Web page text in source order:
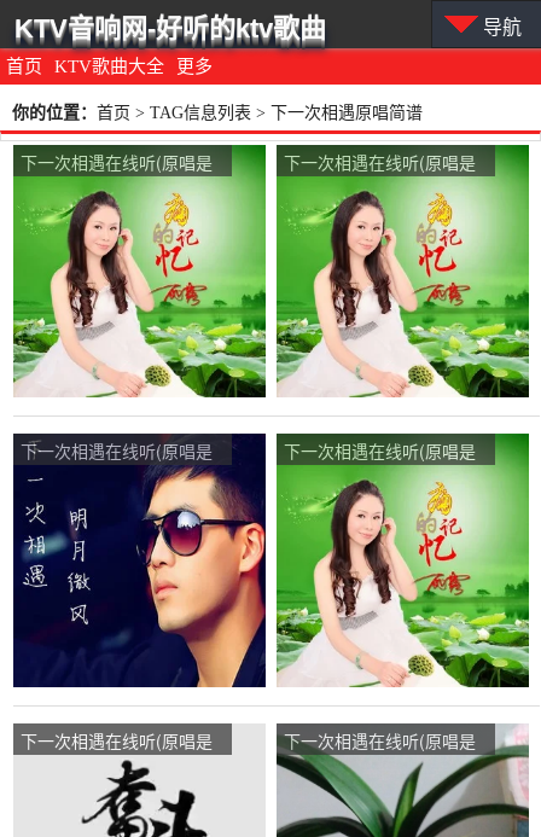
首页 KTV歌曲大全 更多
KTV音响网-好听的ktv歌曲 导航
你的位置： 首页 > TAG信息列表 > 下一次相遇原唱简谱
下一次相遇在线听(原唱是
雨露)，开心果演唱点播:66
次
下一次相遇在线听(原唱是
雨露)，80後演唱点播:43次
下一次相遇在线听(原唱是
明月微风/琴韵香荷)，笑盈
盈（暂退）演唱点播:190次
下一次相遇在线听(原唱是
雨露)，栀子花开演唱点
播:28次
下一次相遇在线听(原唱是
雨露)，风一样的男子演唱
点播:112次
下一次相遇在线听(原唱是
雨露)，年华演唱点播:43次